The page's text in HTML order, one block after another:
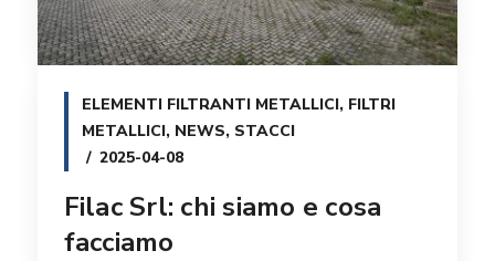
ELEMENTI FILTRANTI METALLICI, FILTRI
METALLICI, NEWS, STACCI
2025-04-08
Filac Srl: chi siamo e cosa
facciamo